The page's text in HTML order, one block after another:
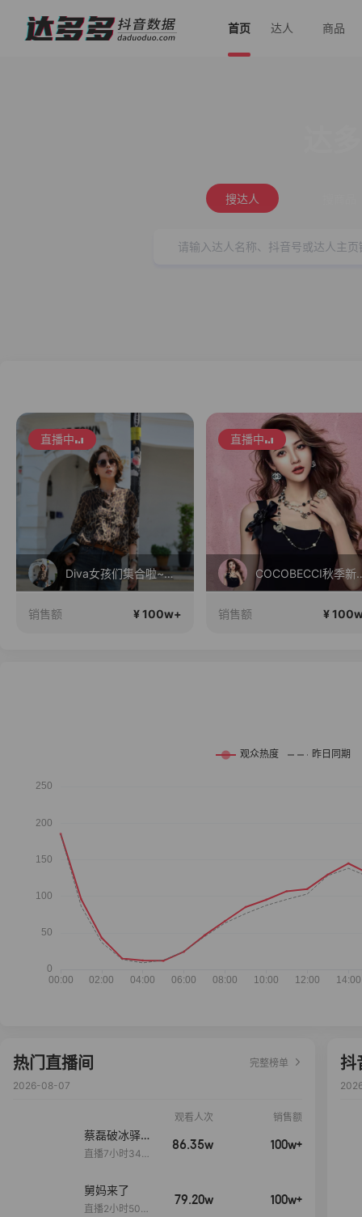
首页 达人 商品
搜达人
直播中
Diva女孩们集合啦~意大利料特产来啦！
销售额 ¥ 100w+
直播中
销售额 ¥
热门直播间
完整榜单
2026-08-07
观看人次 销售额
蔡磊破冰驿站
直播间好物分
直播7小时34分
86.35w 100w+
舅妈来了
直播2小时50分
79.20w 100w+
抖